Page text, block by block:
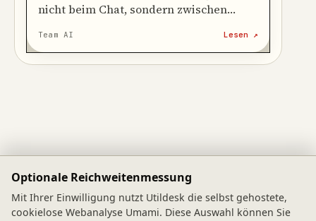
nicht beim Chat, sondern zwischen
erteilter Handlungsbefugnis.
Team AI Lesen ↗
Optionale Reichweitenmessung
Mit Ihrer Einwilligung nutzt Utildesk die selbst gehostete,
cookielose Webanalyse Umami. Diese Auswahl können Sie
Tool-Index
Kategorien Methodologie